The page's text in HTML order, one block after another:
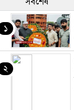
১
২